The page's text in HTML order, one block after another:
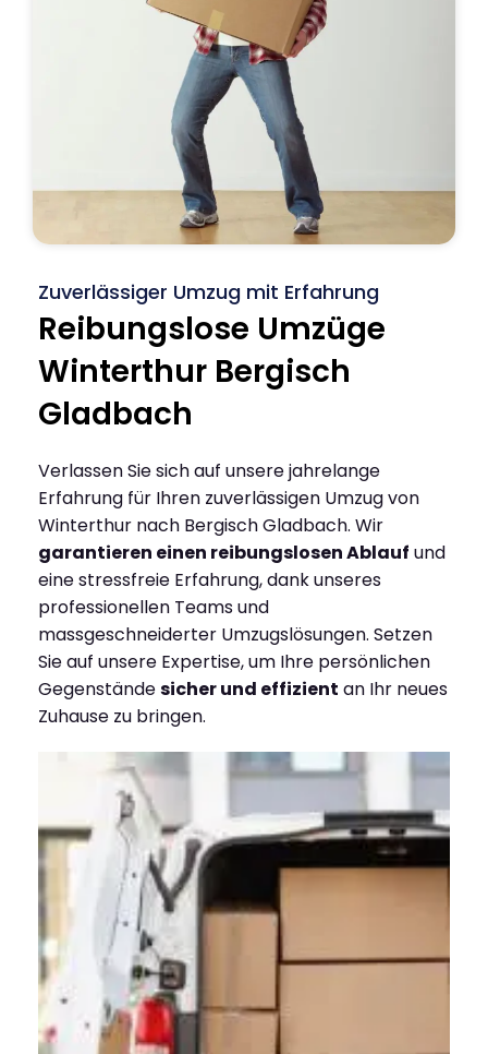
Zuverlässiger Umzug mit Erfahrung
Reibungslose Umzüge
Winterthur Bergisch
Gladbach
Verlassen Sie sich auf unsere jahrelange
Erfahrung für Ihren zuverlässigen Umzug von
Winterthur nach Bergisch Gladbach. Wir
garantieren einen reibungslosen Ablauf und
eine stressfreie Erfahrung, dank unseres
professionellen Teams und
massgeschneiderter Umzugslösungen. Setzen
Sie auf unsere Expertise, um Ihre persönlichen
Gegenständesicher und effizient an Ihr neues
Zuhause zu bringen.